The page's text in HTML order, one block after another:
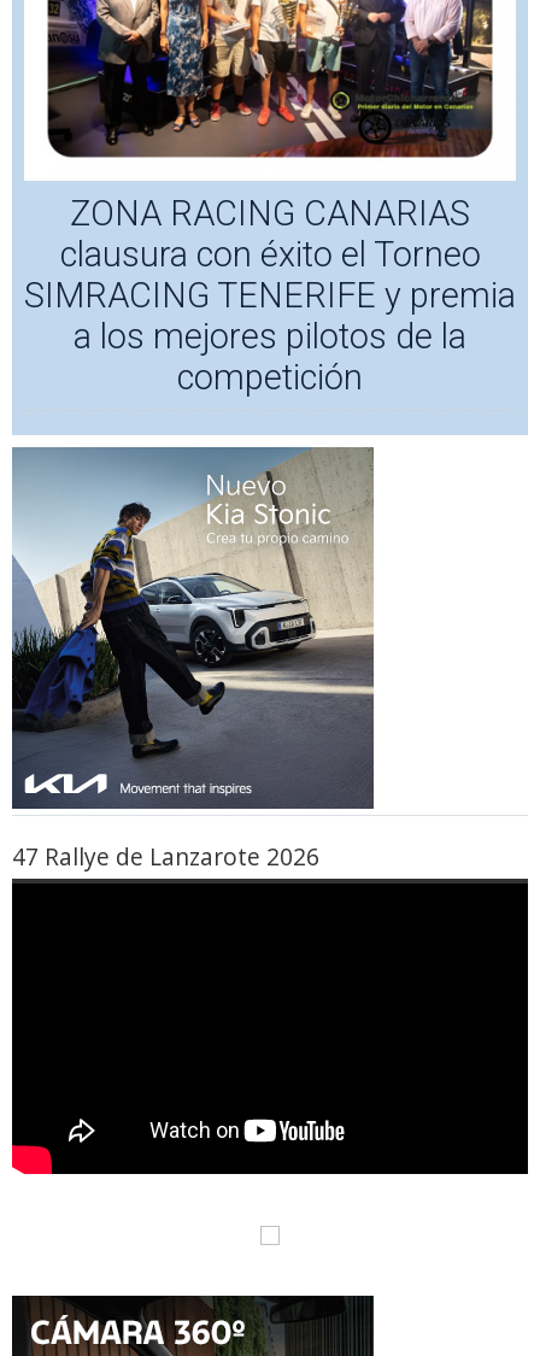
ZONA RACING CANARIAS
clausura con éxito el Torneo
SIMRACING TENERIFE y premia
a los mejores pilotos de la
competición
47 Rallye de Lanzarote 2026